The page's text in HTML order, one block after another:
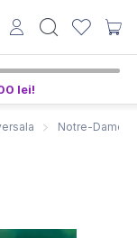
lei!
Notre-Dame